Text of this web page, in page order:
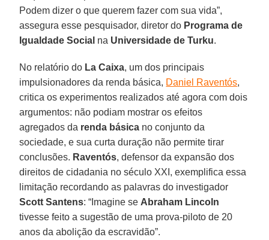
Podem dizer o que querem fazer com sua vida”,
assegura esse pesquisador, diretor do Programa de
Igualdade Social na Universidade de Turku.
No relatório do La Caixa, um dos principais
impulsionadores da renda básica, Daniel Raventós,
critica os experimentos realizados até agora com dois
argumentos: não podiam mostrar os efeitos
agregados da renda básica no conjunto da
sociedade, e sua curta duração não permite tirar
conclusões. Raventós, defensor da expansão dos
direitos de cidadania no século XXI, exemplifica essa
limitação recordando as palavras do investigador
Scott Santens: “Imagine se Abraham Lincoln
tivesse feito a sugestão de uma prova-piloto de 20
anos da abolição da escravidão”.